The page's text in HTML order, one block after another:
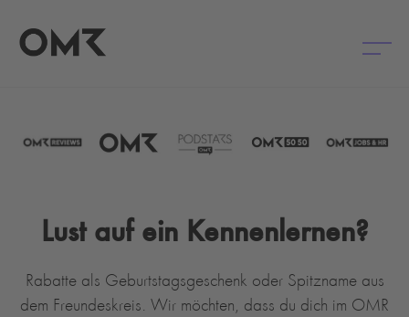
Lust auf ein Kennenlernen?
Rabatte als Geburtstagsgeschenk oder Spitzname aus
dem Freundeskreis. Wir möchten, dass du dich im OMR